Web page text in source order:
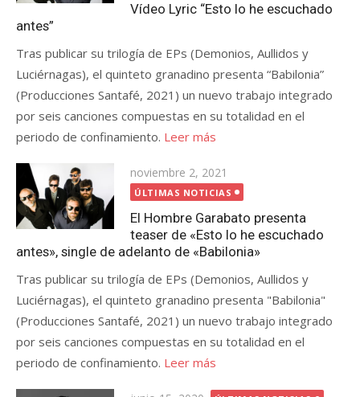
Vídeo Lyric “Esto lo he escuchado
antes”
Tras publicar su trilogía de EPs (Demonios, Aullidos y
Luciérnagas), el quinteto granadino presenta “Babilonia”
(Producciones Santafé, 2021) un nuevo trabajo integrado
por seis canciones compuestas en su totalidad en el
periodo de confinamiento. Leer más
Publicada
el
noviembre 2, 2021
ÚLTIMAS NOTICIAS
El Hombre Garabato presenta
teaser de «Esto lo he escuchado
antes», single de adelanto de «Babilonia»
Tras publicar su trilogía de EPs (Demonios, Aullidos y
Luciérnagas), el quinteto granadino presenta "Babilonia"
(Producciones Santafé, 2021) un nuevo trabajo integrado
por seis canciones compuestas en su totalidad en el
periodo de confinamiento. Leer más